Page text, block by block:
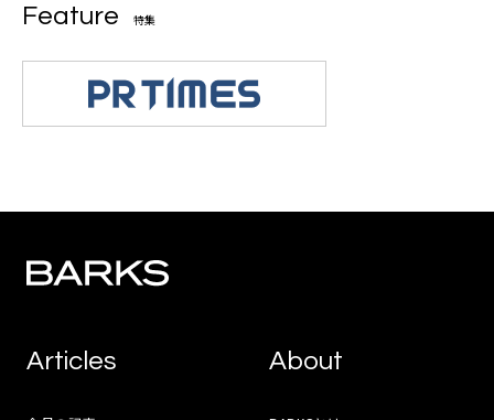
Feature 特集
Articles About